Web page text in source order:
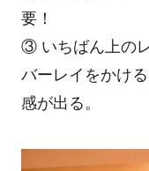
要！
③ いちばん上の
バーレイをかけ
感が出る。